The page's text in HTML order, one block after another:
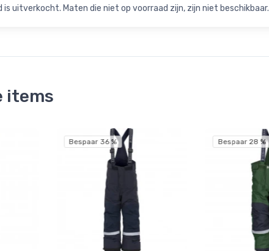
uitverkocht. Maten die niet op voorraad zijn, zijn niet beschikbaar.
items
Bespaar 36 % Bespaar 28 %